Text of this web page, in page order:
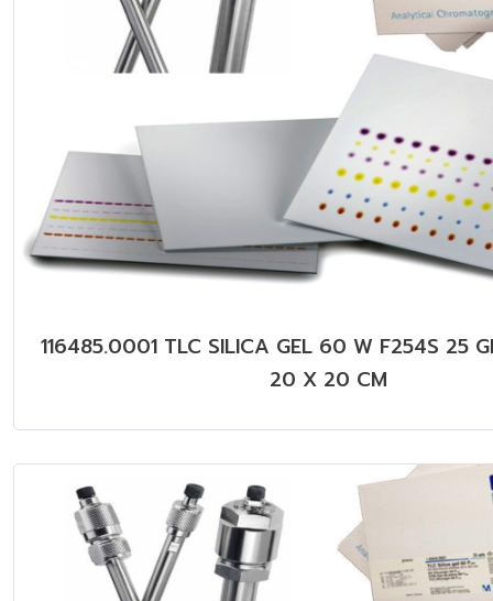
116485.0001 TLC SILICA GEL 60 W F254S 25
20 X 20 CM